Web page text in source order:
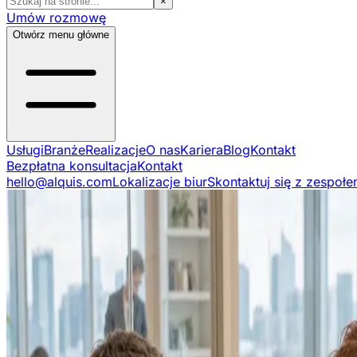
Umów rozmowę
Otwórz menu główne
UsługiBranżeRealizacjeO nasKarieraBlogKontakt
Bezpłatna konsultacjaKontakt
hello@alquis.comLokalizacje biurSkontaktuj się z